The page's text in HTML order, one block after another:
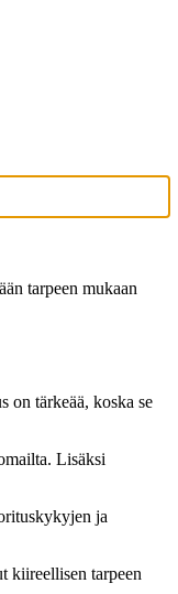
tarpeen mukaan
on tärkeää, koska se
Lisäksi
ja
kiireellisen tarpeen